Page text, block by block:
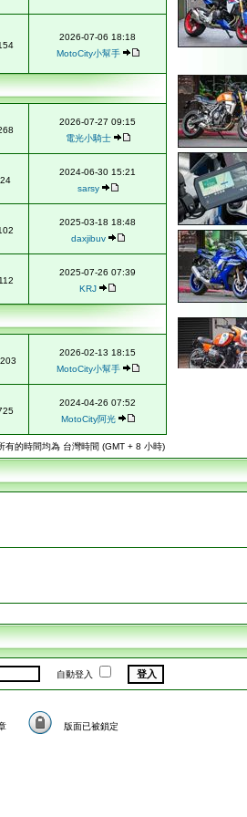
2026-07-06 18:18
MotoCity小幫手
2026-07-27 09:15
電光小騎士
24
2024-06-30 15:21
sarsy
2025-03-18 18:48
daxjibuv
112
2025-07-26 07:39
KRJ
2026-02-13 18:15
MotoCity小幫手
2024-04-26 07:52
MotoCity阿光
有的時間均為 台灣時間 (GMT + 8 小時)
自動登入
版面已被鎖定